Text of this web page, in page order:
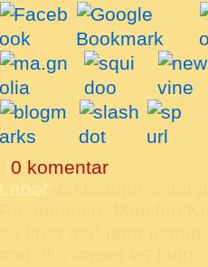
0 komentar
Label: